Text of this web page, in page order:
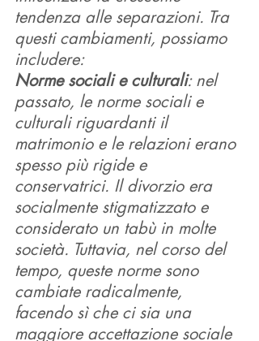
tendenza alle separazioni. Tra
questi cambiamenti, possiamo
includere:
Norme sociali e culturali: nel
passato, le norme sociali e
culturali riguardanti il
matrimonio e le relazioni erano
spesso più rigide e
conservatrici. Il divorzio era
socialmente stigmatizzato e
considerato un tabù in molte
società. Tuttavia, nel corso del
tempo, queste norme sono
cambiate radicalmente,
facendo sì che ci sia una
maggiore accettazione sociale